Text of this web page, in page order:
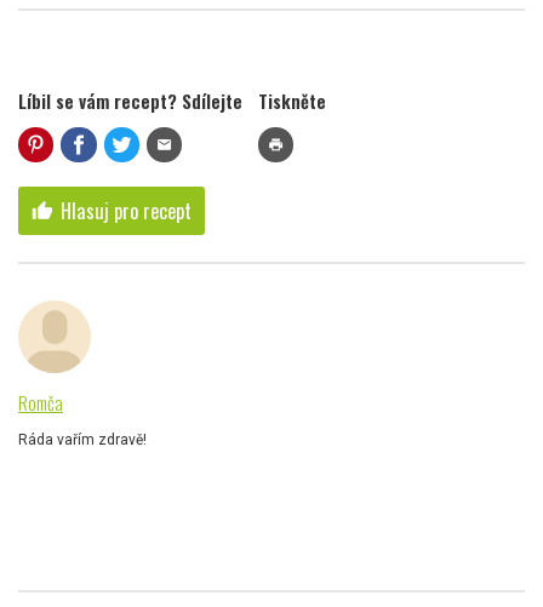
Líbil se vám recept? Sdílejte
mail
Tiskněte
print
thumb_up Hlasuj pro recept
Romča
Ráda vařím zdravě!